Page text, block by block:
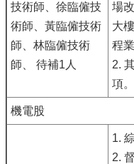
技術師、徐臨僱技
術師、黃臨僱技術
師、林臨僱技術
師、 待補1人
場
大
程業
2.
項。
機電股
1.
2.